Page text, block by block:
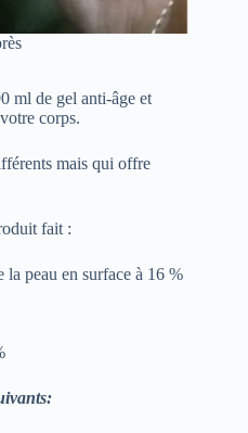
ml de gel anti-âge et
corps.
mais qui offre
fait :
peau en surface à 16 %